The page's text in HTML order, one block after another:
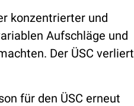
konzentrierter und
Aufschläge und
Der ÜSC verliert
für den ÜSC erneut